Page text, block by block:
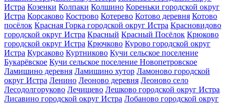
Истра Козенки Колпаки Колшино Кореньки городской округ
Истра Корсаково Кострово Котерево Котово деревня Котово
посёлок Красная Горка городской округ Истра Красновидово
городской округ Истра Красный Красный Посёлок Крюково
городской округ Истра Крючково Курово городской округ
Истра Курсаково Куртниково Кучи сельское поселение
Букарёвское Кучи сельское поселение Новопетровское
Ламишино деревня Ламишино хутор Ламоново городской
округ Истра Ленино Леоново деревня Леоново село
Лесодолгоруково Лечищево Лешково городской округ Истра
Лисавино городской округ Истра Лобаново городской округ